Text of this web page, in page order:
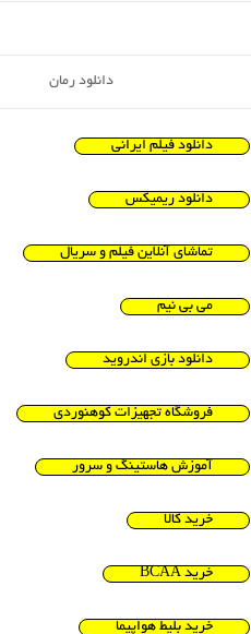
دانلود رمان
دانلود فیلم ایرانی
دانلود ریمیکس
تماشای آنلاین فیلم و سریال
می بی نیم
دانلود بازی اندروید
فروشگاه تجهیزات کوهنوردی
آموزش هاستینگ و سرور
خرید کالا
خرید BCAA
خرید بلیط هواپیما